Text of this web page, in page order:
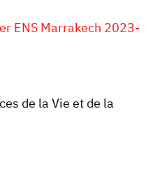
ENS Marrakech 2023-
de la Vie et de la